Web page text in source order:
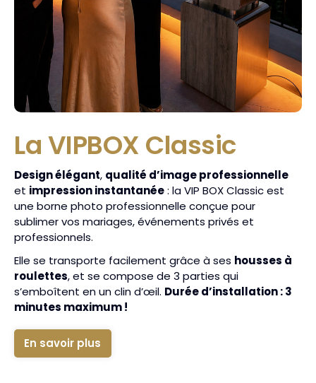
La VIPBOX Classic
Design élégant, qualité d’image professionnelle
et impression instantanée: la VIP BOX Classic est
une borne photo professionnelle conçue pour
sublimer vos mariages, événements privés et
professionnels.
Elle se transporte facilement grâce à ses housses à
roulettes, et se compose de 3 parties qui
s’emboîtent en un clin d’œil. Durée d’installation : 3
minutes maximum !
En savoir plus